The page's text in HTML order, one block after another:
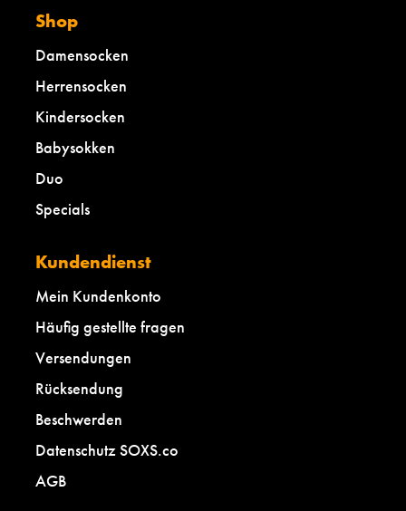
Shop
Damensocken
Herrensocken
Kindersocken
Babysokken
Duo
Specials
Kundendienst
Mein Kundenkonto
Häufig gestellte fragen
Versendungen
Rücksendung
Beschwerden
Datenschutz SOXS.co
AGB